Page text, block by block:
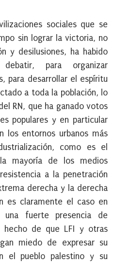
sociales que se
sin lograr la victoria, no
y desilusiones, ha habido
para organizar
para desarrollar el espíritu
a toda la población, lo
RN, que ha ganado votos
populares y en particular
los entornos urbanos más
como es el
mayoría de los medios
a la penetración
derecha y la derecha
es claramente el caso en
una fuerte presencia de
hecho de que LFI y otras
miedo de expresar su
el pueblo palestino y su